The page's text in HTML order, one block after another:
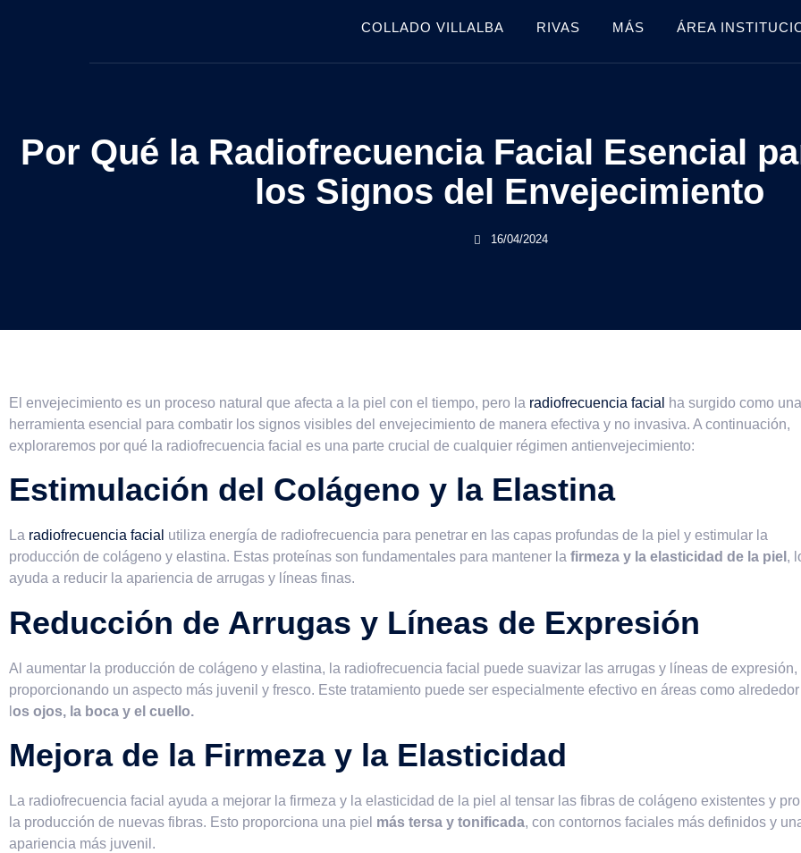
COLLADO VILLALBA RIVAS MÁS ÁREA
Por Qué la Radiofrecuencia Facial Esencial
los Signos del Envejecimiento
16/04/2024
El envejecimiento es un proceso natural que afecta a la piel con el tiempo, pero la radiofrecuencia facial
ha surgido como una
herramienta esencial para combatir los signos visibles del envejecimiento de manera efectiva y no invasiva. A continuación,
exploraremos por qué la radiofrecuencia facial es una parte crucial de cualquier régimen antienvejecimiento:
Estimulación del Colágeno y la Elastina
La radiofrecuencia facial utiliza energía de radiofrecuencia para penetrar en las capas profundas de la piel y estimular la
producción de colágeno y elastina. Estas proteínas son fundamentales para mantener la firmeza y la elasticidad de la piel ,
ayuda a reducir la apariencia de arrugas y líneas finas.
Reducción de Arrugas y Líneas de Expresión
Al aumentar la producción de colágeno y elastina, la radiofrecuencia facial puede suavizar las arrugas y líneas de expresión,
proporcionando un aspecto más juvenil y fresco. Este tratamiento puede ser especialmente efectivo en áreas como alrededor
os ojos, la boca y el cuello.
Mejora de la Firmeza y la Elasticidad
La radiofrecuencia facial ayuda a mejorar la firmeza y la elasticidad de la piel al tensar las fibras de colágeno existentes y
la producción de nuevas fibras. Esto proporciona una piel más tersa y tonificada, con contornos faciales más definidos y
apariencia más juvenil.